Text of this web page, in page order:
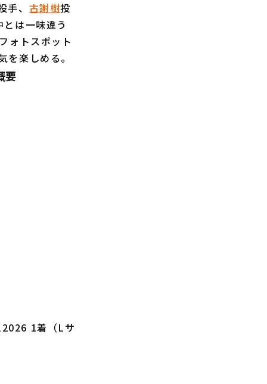
手、 古謝樹投
は一味違う
ォトスポット
楽しめる。
要
1着（Lサ